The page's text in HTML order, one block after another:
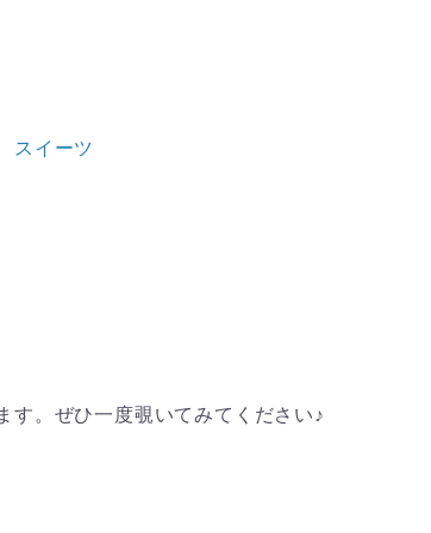
スイーツ
す。ぜひ一度覗いてみてください♪